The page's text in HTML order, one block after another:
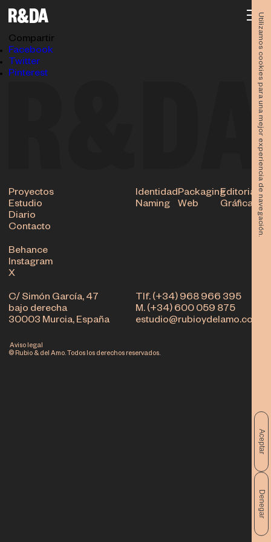
Utilizamos cookies para una mejor experiencia de navegación.
Aceptar
Denegar
30.11.2017
Compartir
Facebook
Twitter
Pinterest
Tlf. (+34) 968 966 395
M. (+34) 600 059 875
estudio@rubioydelamo.com
C/ Simón García, 47
bajo derecha
30003 Murcia, España
Proyectos
Estudio
Diario
Contacto
IdentidadPackagingEditorial
Naming
Web Gráfica
Behance
Instagram
X
© Rubio & del Amo. Todos los derechos reservados.
Aviso legal